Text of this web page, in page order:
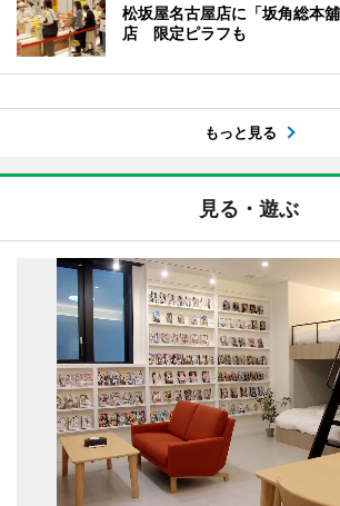
松坂屋名古屋店に「坂角総本
店 限定ピラフも
もっと見る
見る・遊ぶ